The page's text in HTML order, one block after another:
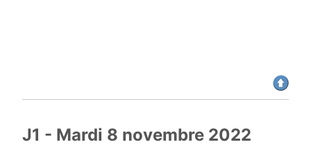
J1 - Mardi 8 novembre 2022